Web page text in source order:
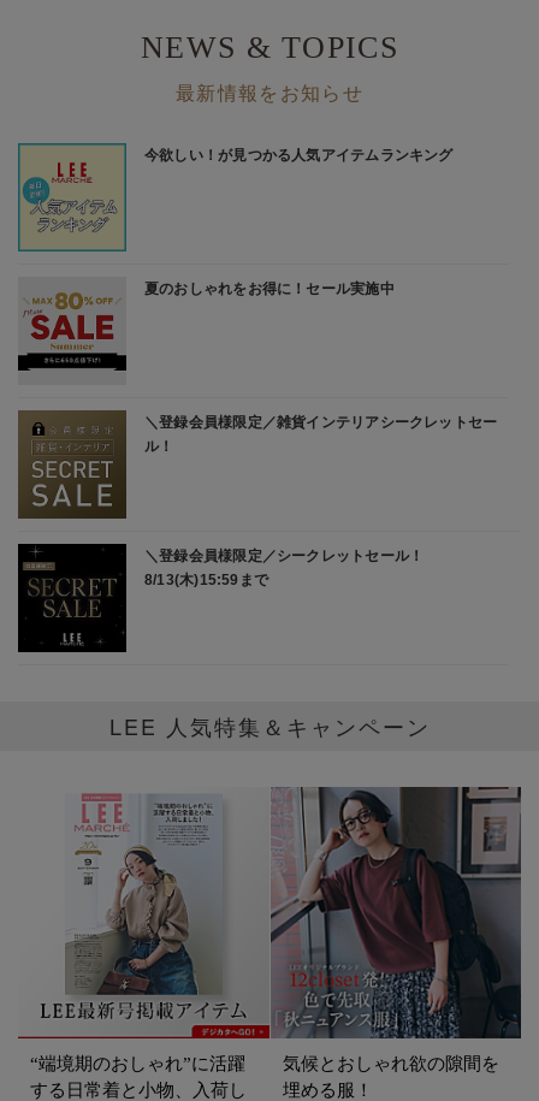
NEWS & TOPICS
最新情報をお知らせ
LEE 人気特集＆キャンペーン
“端境期のおしゃれ”に活躍
する日常着と小物、入荷し
気候とおしゃれ欲の隙間を
埋める服！